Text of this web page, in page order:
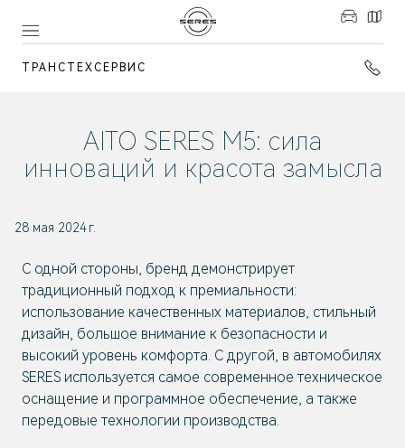
ТРАНСТЕХСЕРВИС
AITO SERES М5: сила
инноваций и красота замысла
28 мая 2024 г.
С одной стороны, бренд демонстрирует
традиционный подход к премиальности:
использование качественных материалов, стильный
дизайн, большое внимание к безопасности и
высокий уровень комфорта. С другой, в автомобилях
SERES используется самое современное техническое
оснащение и программное обеспечение, а также
передовые технологии производства.